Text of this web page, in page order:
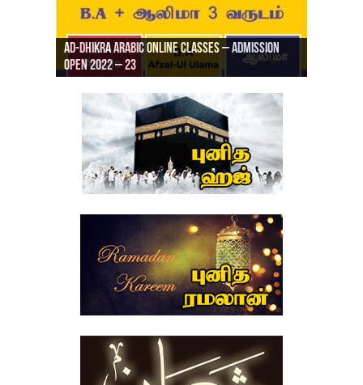
Ad-Dhikra Arabic Online Classes – Admission
Open 2022 – 23
Ad-Dhikra Arabic Online Classes – BA Arabic
AD DHIKRA ARABIC COLLEGE ADMISSION
ரியாத் ஜும்ஆ தமிழாக்கம், Jamia Al Hajiri
Masjid (Kuwait Masjid), Malaz, Riyadh